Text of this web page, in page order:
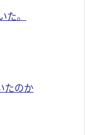
。
たのか